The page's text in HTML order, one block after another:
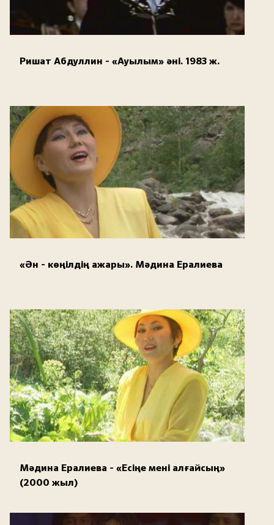
Ришат Абдуллин - «Ауылым» әні. 1983 ж.
«Ән - көңілдің ажары». Мәдина Ералиева
Мәдина Ералиева - «Есіңе мені алғайсың»
(2000 жыл)